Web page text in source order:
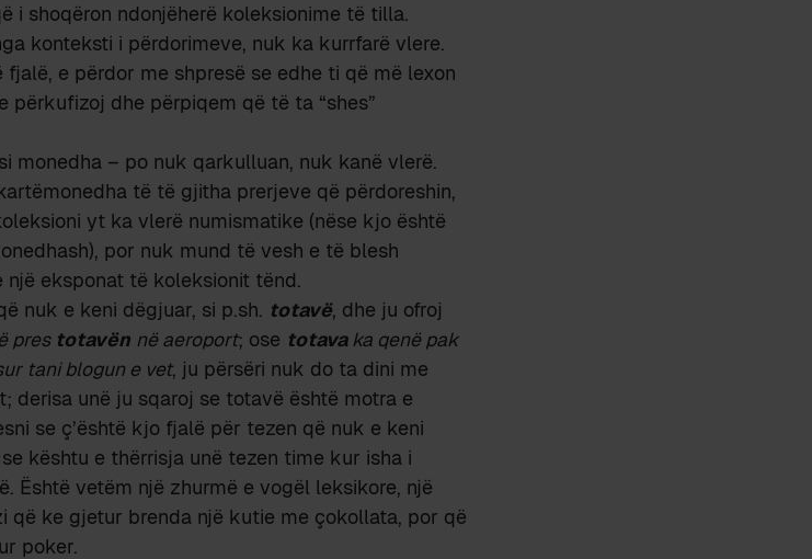
i shoqëron ndonjëherë koleksionime të tilla.
konteksti i përdorimeve, nuk ka kurrfarë vlere.
e përdor me shpresë se edhe ti që më lexon
përkufizoj dhe përpiqem që të ta “shes”
monedha – po nuk qarkulluan, nuk kanë vlerë.
të të gjitha prerjeve që përdoreshin,
yt ka vlerë numismatike (nëse kjo është
por nuk mund të vesh e të blesh
eksponat të koleksionit tënd.
nuk e keni dëgjuar, si p.sh. totavë, dhe ju ofroj
pres totavën në aeroport; ose totavaka qenë pak
tani blogun e vet, ju përsëri nuk do ta dini me
derisa unë ju sqaroj se totavë është motra e
se ç’është kjo fjalë për tezen që nuk e keni
kështu e thërrisja unë tezen time kur isha i
Është vetëm një zhurmë e vogël leksikore, një
që ke gjetur brenda një kutie me çokollata, por që
poker.